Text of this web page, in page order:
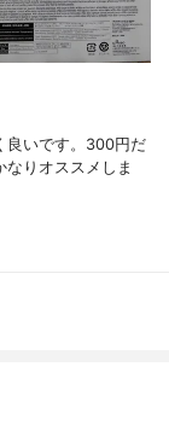
良いです。300円だ
りオススメしま